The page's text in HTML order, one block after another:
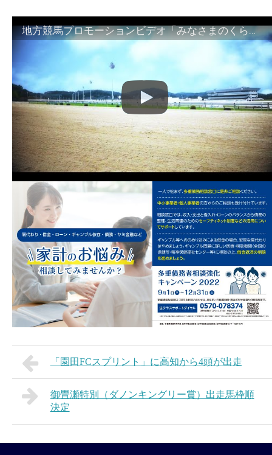
地方競馬プロモーションビデオ「みなさまのくらしのために」30秒篇｜NAR公式
「園田FCスプリント」に高知から4頭が出走
御畳瀬特別（ダノンキングリー賞）出走馬枠順
決定